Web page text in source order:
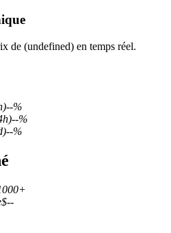
monnaie
de (undefined) en temps réel.
--%
--%
--%
$--